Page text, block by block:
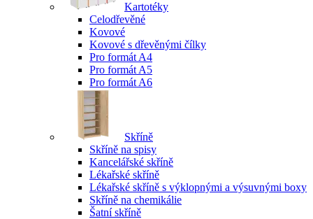
Kartotéky
Celodřevěné
Kovové
Kovové s dřevěnými čílky
Pro formát A4
Pro formát A5
Pro formát A6
Skříně
Skříně na spisy
Kancelářské skříně
Lékařské skříně
Lékařské skříně s výklopnými a výsuvnými boxy
Skříně na chemikálie
Šatní skříně